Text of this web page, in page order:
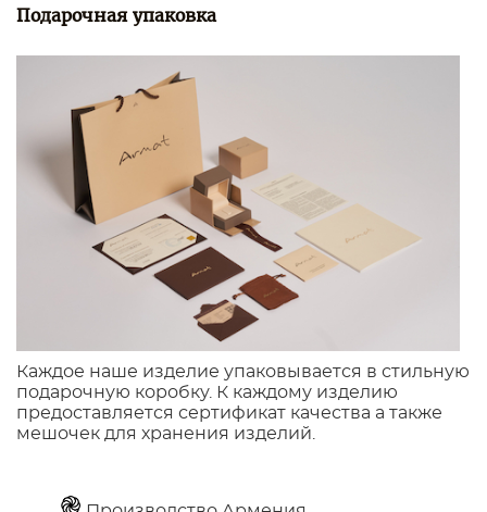
Подарочная упаковка
Каждое наше изделие упаковывается в стильную
подарочную коробку. К каждому изделию
предоставляется сертификат качества а также
мешочек для хранения изделий.